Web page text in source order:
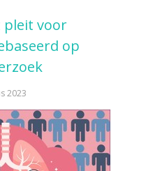
pleit voor
op
2023